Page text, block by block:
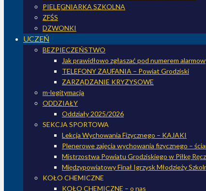
PIELĘGNIARKA SZKOLNA
ZFŚS
DZWONKI
UCZEŃ
BEZPIECZEŃSTWO
Jak prawidłowo zgłaszać pod numerem
TELEFONY ZAUFANIA – Powiat Grodziski
ZARZĄDZANIE KRYZYSOWE
m-legitymacja
ODDZIAŁY
Oddziały 2025/2026
SEKCJA SPORTOWA
Lekcja Wychowania Fizycznego – KAJAKI
Plenerowe zajęcia wychowania fizycznego –
Mistrzostwa Powiatu Grodziskiego w Piłkę
Międzypowiatowy Finał Igrzysk Młodzieży
KOŁO CHEMICZNE
KOŁO CHEMICZNE – o nas